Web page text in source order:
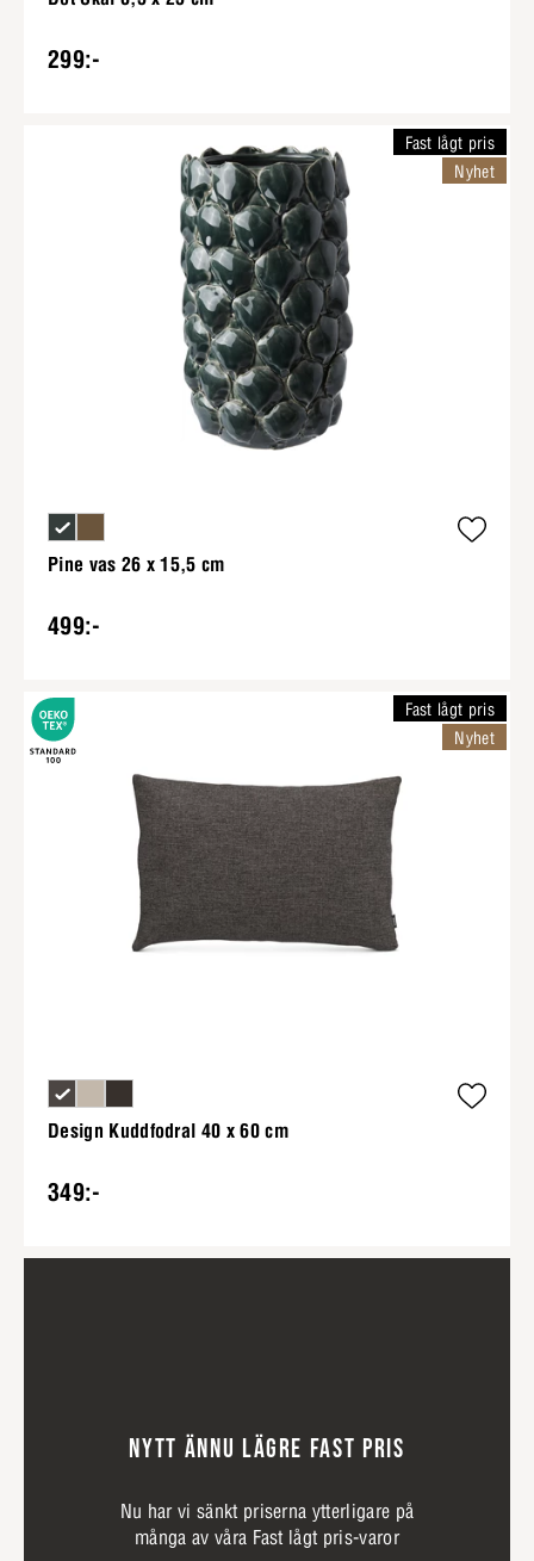
299:-
Pine vas 26 x 15,5 cm
499:-
Fast lågt pris
Nyhet
Design Kuddfodral 40 x 60 cm
349:-
Fast lågt pris
Nyhet
NYTT ÄNNU LÄGRE FAST PRIS
Nu har vi sänkt priserna ytterligare på
många av våra Fast lågt pris-varor